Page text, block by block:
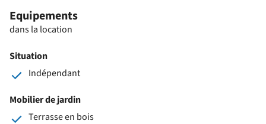
Equipements
dans la location
Situation
Indépendant
Mobilier de jardin
Terrasse en bois